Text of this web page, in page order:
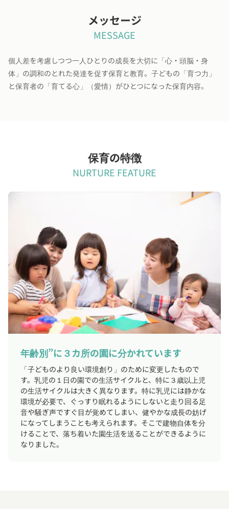
メッセージ
MESSAGE
個人差を考慮しつつ一人ひとりの成長を大切に「心・頭脳・身
体」の調和のとれた発達を促す保育と教育。子どもの「育つ力」
と保育者の「育てる心」（愛情）がひとつになった保育内容。
保育の特徴
NURTURE FEATURE
年齢別”に３カ所の園に分かれています
「子どものより良い環境創り」のために変更したもので
す。乳児の１日の園での生活サイクルと、特に３歳以上児
の生活サイクルは大きく異なります。特に乳児には静かな
環境が必要で、ぐっすり眠れるようにしないと走り回る足
音や騒ぎ声ですぐ目が覚めてしまい、健やかな成長の妨げ
になってしまうことも考えられます。そこで建物自体を分
けることで、落ち着いた園生活を送ることができるように
なりました。